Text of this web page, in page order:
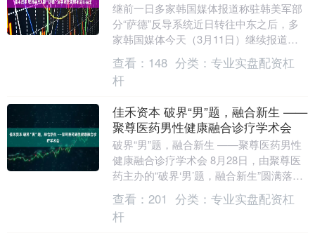
继前一日多家韩国媒体报道称驻韩美军部
分“萨德”反导系统近日转往中东之后，多
家韩国媒体今天（3月11日）继续报道
称，有证据显示驻韩美军6台“萨德”反导系
统发射车已....
查看： 148 分类： 专业实盘配资杠
杆
佳禾资本 破界“男”题，融合新生 ——
聚尊医药男性健康融合诊疗学术会
破界“男”题，融合新生 ——聚尊医药男性
健康融合诊疗学术会 8月28日，由聚尊医
药主办的“破界‘男’题，融合新生”圆满落
幕，强势定义男科新赛道，男性健康融合
诊疗....
查看： 201 分类： 专业实盘配资杠
杆